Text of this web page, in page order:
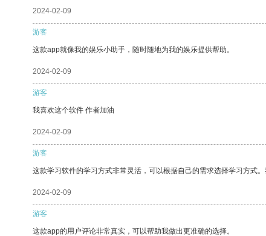
2024-02-09
游客
这款app就像我的娱乐小助手，随时随地为我的娱乐提供帮助。
2024-02-09
游客
我喜欢这个软件 作者加油
2024-02-09
游客
这款学习软件的学习方式非常灵活，可以根据自己的需求选择学习方式
2024-02-09
游客
这款app的用户评论非常真实，可以帮助我做出更准确的选择。